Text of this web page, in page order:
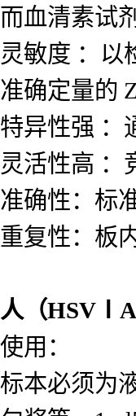
微生物等
人（
定量范围 ：
而血清素试
灵敏度 ：以
准确定量的
灵活性高 ：
准确性：标
重复性：板